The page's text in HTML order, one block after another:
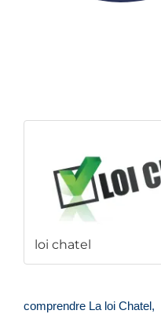
loi chatel
comprendre La loi Chatel,